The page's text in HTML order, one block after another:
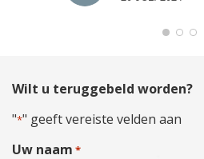
Wilt u teruggebeld worden?
"*" geeft vereiste velden aan
Uw naam *